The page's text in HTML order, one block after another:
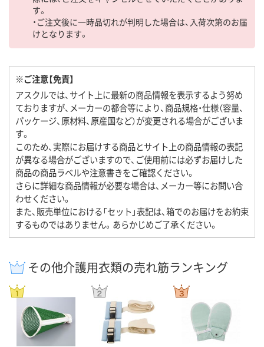
す。
・ご注文後に一時品切れが判明した場合は、入荷次第のお届
けとなります。
※ご注意【免責】
アスクルでは、サイト上に最新の商品情報を表示するよう努め
ておりますが、メーカーの都合等により、商品規格・仕様（容量、
パッケージ、原材料、原産国など）が変更される場合がございま
す。
このため、実際にお届けする商品とサイト上の商品情報の表記
が異なる場合がございますので、ご使用前には必ずお届けした
商品の商品ラベルや注意書きをご確認ください。
さらに詳細な商品情報が必要な場合は、メーカー等にお問い合
わせください。
また、販売単位における「セット」表記は、箱でのお届けをお約束
するものではありません。あらかじめご了承ください。
その他介護用衣類の売れ筋ランキング